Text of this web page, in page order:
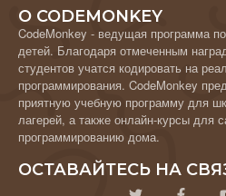
О CODEMONKEY
CodeMonkey - ведущая программа
детей. Благодаря отмеченным
студентов учатся кодировать на
программирования. CodeMonkey
приятную учебную программу для
лагерей, а также онлайн-курсы для
программированию дома.
ОСТАВАЙТЕСЬ НА